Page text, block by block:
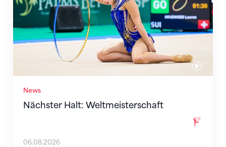
News
Nächster Halt: Weltmeisterschaft
06.08.2026